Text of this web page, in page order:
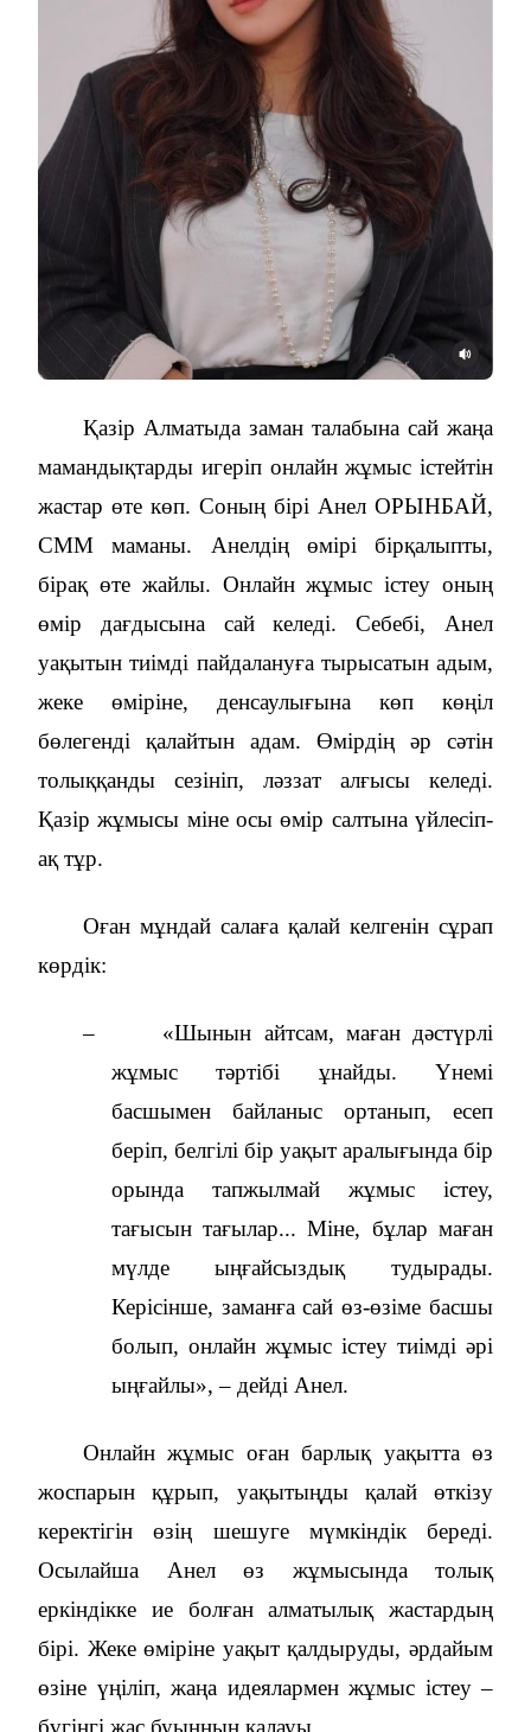
Қазір Алматыда заман талабына сай жаңа
мамандықтарды игеріп онлайн жұмыс істейтін
жастар өте көп. Соның бірі Анел ОРЫНБАЙ,
СММ маманы. Анелдің өмірі бірқалыпты,
бірақ өте жайлы. Онлайн жұмыс істеу оның
өмір дағдысына сай келеді. Себебі, Анел
уақытын тиімді пайдалануға тырысатын адым,
жеке өміріне, денсаулығына көп көңіл
бөлегенді қалайтын адам. Өмірдің әр сәтін
толыққанды сезініп, ләззат алғысы келеді.
Қазір жұмысы міне осы өмір салтына үйлесіп-
ақ тұр.
Оған мұндай салаға қалай келгенін сұрап
көрдік:
–
«Шынын айтсам, маған дәстүрлі
жұмыс тәртібі ұнайды. Үнемі
басшымен байланыс ортанып, есеп
беріп, белгілі бір уақыт аралығында бір
орында тапжылмай жұмыс істеу,
тағысын тағылар... Міне, бұлар маған
мүлде ыңғайсыздық тудырады.
Керісінше, заманға сай өз-өзіме басшы
болып, онлайн жұмыс істеу тиімді әрі
ыңғайлы», – дейді Анел.
Онлайн жұмыс оған барлық уақытта өз
жоспарын құрып, уақытыңды қалай өткізу
керектігін өзің шешуге мүмкіндік береді.
Осылайша Анел өз жұмысында толық
еркіндікке ие болған алматылық жастардың
бірі. Жеке өміріне уақыт қалдыруды, әрдайым
өзіне үңіліп, жаңа идеялармен жұмыс істеу –
бүгінгі жас буынның қалауы.